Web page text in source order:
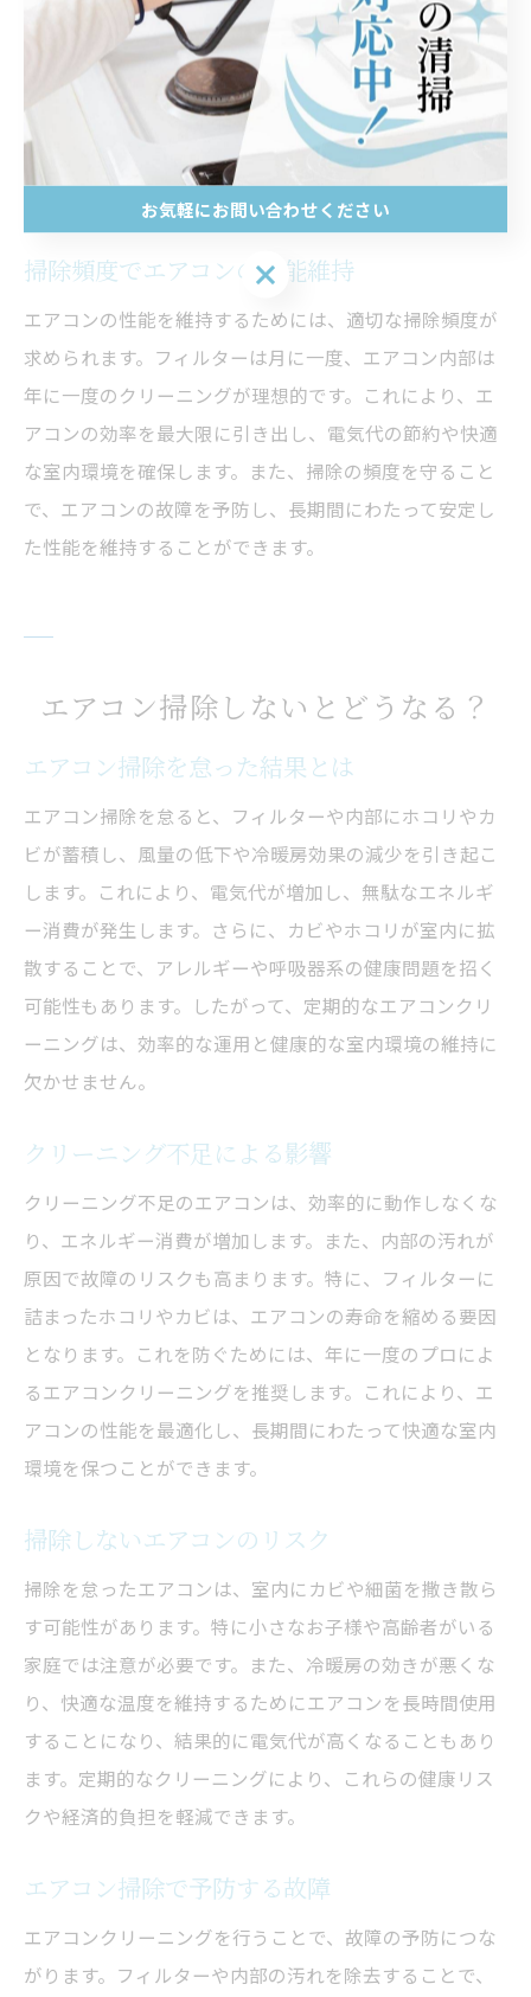
ーの原因となり、健康被害を引き起こす可能性がありま
す。また、エアコンの効率が低下し、冷暖房効果が減少
するため、電気代が増加します。最悪の場合、故障につ
ながり、高額な修理費用が発生することもあります。こ
れらのリスクを避けるためには、定期的なクリーニング
掃除頻度でエアコンの性能維持
エアコンの性能を維持するためには、適切な掃除頻度が
求められます。フィルターは月に一度、エアコン内部は
年に一度のクリーニングが理想的です。これにより、エ
アコンの効率を最大限に引き出し、電気代の節約や快適
な室内環境を確保します。また、掃除の頻度を守ること
で、エアコンの故障を予防し、長期間にわたって安定し
た性能を維持することができます。
エアコン掃除しないとどうなる？
エアコン掃除を怠った結果とは
エアコン掃除を怠ると、フィルターや内部にホコリやカ
ビが蓄積し、風量の低下や冷暖房効果の減少を引き起こ
します。これにより、電気代が増加し、無駄なエネルギ
ー消費が発生します。さらに、カビやホコリが室内に拡
散することで、アレルギーや呼吸器系の健康問題を招く
可能性もあります。したがって、定期的なエアコンクリ
ーニングは、効率的な運用と健康的な室内環境の維持に
欠かせません。
クリーニング不足による影響
クリーニング不足のエアコンは、効率的に動作しなくな
り、エネルギー消費が増加します。また、内部の汚れが
原因で故障のリスクも高まります。特に、フィルターに
詰まったホコリやカビは、エアコンの寿命を縮める要因
となります。これを防ぐためには、年に一度のプロによ
るエアコンクリーニングを推奨します。これにより、エ
アコンの性能を最適化し、長期間にわたって快適な室内
環境を保つことができます。
掃除しないエアコンのリスク
掃除を怠ったエアコンは、室内にカビや細菌を撒き散ら
す可能性があります。特に小さなお子様や高齢者がいる
家庭では注意が必要です。また、冷暖房の効きが悪くな
り、快適な温度を維持するためにエアコンを長時間使用
することになり、結果的に電気代が高くなることもあり
ます。定期的なクリーニングにより、これらの健康リス
クや経済的負担を軽減できます。
エアコン掃除で予防する故障
エアコンクリーニングを行うことで、故障の予防につな
がります。フィルターや内部の汚れを除去することで、
お気軽にお問い合わせください
お気軽にお問い合わせください